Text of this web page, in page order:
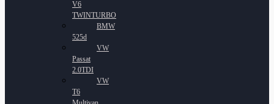
V6
TWINTURBO
BMW
525d
VW
Passat
2.0TDI
VW
T6